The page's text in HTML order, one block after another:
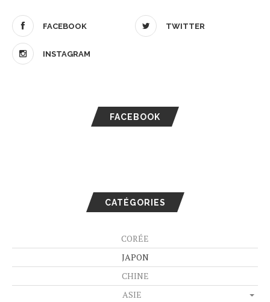
FACEBOOK TWITTER
INSTAGRAM
FACEBOOK
CATÉGORIES
CORÉE
JAPON
CHINE
ASIE